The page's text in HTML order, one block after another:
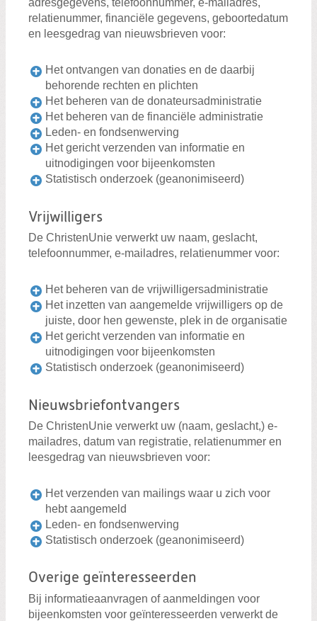
adresgegevens, telefoonnummer, e-mailadres,
relatienummer, financiële gegevens, geboortedatum
en leesgedrag van nieuwsbrieven voor:
Het ontvangen van donaties en de daarbij
behorende rechten en plichten
Het beheren van de donateursadministratie
Het beheren van de financiële administratie
Leden- en fondsenwerving
Het gericht verzenden van informatie en
uitnodigingen voor bijeenkomsten
Statistisch onderzoek (geanonimiseerd)
Vrijwilligers
De ChristenUnie verwerkt uw naam, geslacht,
telefoonnummer, e-mailadres, relatienummer voor:
Het beheren van de vrijwilligersadministratie
Het inzetten van aangemelde vrijwilligers op de
juiste, door hen gewenste, plek in de organisatie
Het gericht verzenden van informatie en
uitnodigingen voor bijeenkomsten
Statistisch onderzoek (geanonimiseerd)
Nieuwsbriefontvangers
De ChristenUnie verwerkt uw (naam, geslacht,) e-
mailadres, datum van registratie, relatienummer en
leesgedrag van nieuwsbrieven voor:
Het verzenden van mailings waar u zich voor
hebt aangemeld
Leden- en fondsenwerving
Statistisch onderzoek (geanonimiseerd)
Overige geïnteresseerden
Bij informatieaanvragen of aanmeldingen voor
bijeenkomsten voor geïnteresseerden verwerkt de